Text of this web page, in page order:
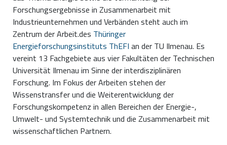
Forschungsergebnisse in Zusammenarbeit mit
Industrieunternehmen und Verbänden steht auch im
Zentrum der Arbeit.des Thüringer
Energieforschungsinstituts ThEFI an der TU Ilmenau. Es
vereint 13 Fachgebiete aus vier Fakultäten der Technischen
Universität Ilmenau im Sinne der interdisziplinären
Forschung. Im Fokus der Arbeiten stehen der
Wissenstransfer und die Weiterentwicklung der
Forschungskompetenz in allen Bereichen der Energie-,
Umwelt- und Systemtechnik und die Zusammenarbeit mit
wissenschaftlichen Partnern.